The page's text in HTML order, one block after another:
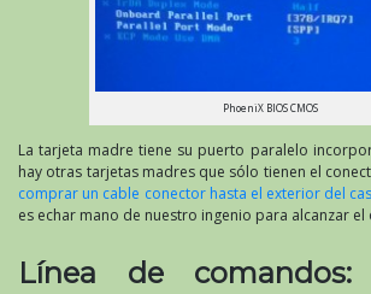
PhoeniX BIOS CMOS
La tarjeta madre tiene su puerto paralelo
hay otras tarjetas madres que sólo tienen el
comprar un cable conector hasta el exterior del
es echar mano de nuestro ingenio para alcanzar
Línea de